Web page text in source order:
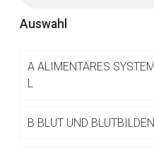
Auswahl
A ALIMENTÄRES
L
B BLUT UND
Aufruf einer
Seite. Für die Inhalte der